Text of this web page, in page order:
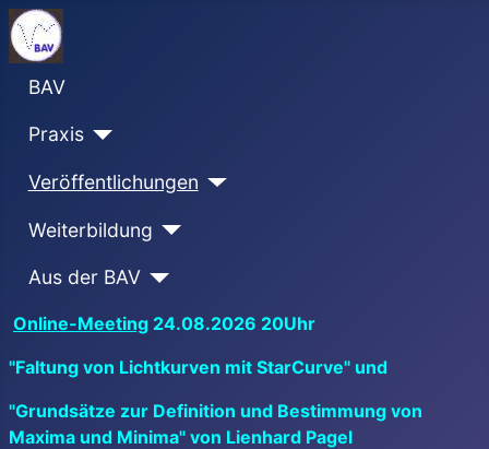
BAV
Praxis
Veröffentlichungen
Weiterbildung
Aus der BAV
Online-Meeting 24.08.2026 20Uhr
"Faltung von Lichtkurven mit StarCurve" und
"Grundsätze zur Definition und Bestimmung von
Maxima und Minima" von Lienhard Pagel